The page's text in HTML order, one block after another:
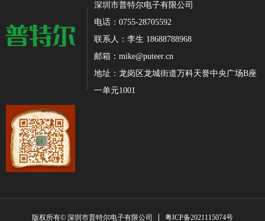
深圳市普特尔电子有限公司
电话：0755-28705592
联系人：李生 18688788968
邮箱：mike@puteer.cn
地址：龙岗区龙城街道万科天誉中央广场B座
一单元1001
版权所有© 深圳市普特尔电子有限公司 粤ICP备2021115074号